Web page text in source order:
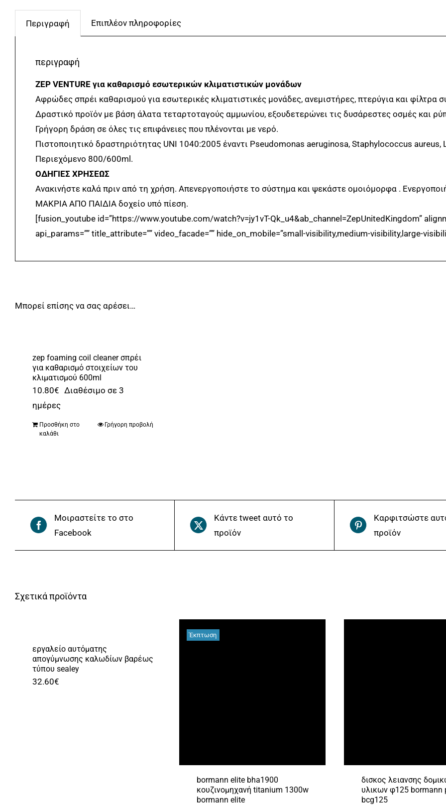
600ml
Περιγραφή Επιπλέον πληροφορίες
περιγραφή
ZEP VENTURE για καθαρισμό εσωτερικών κλιματιστικών μονάδων
Αφρώδες σπρέι καθαρισμού για εσωτερικές κλιματιστικές μονάδες, ανεμιστήρες, πτερύγια και φίλτρα
Δραστικό προϊόν με βάση άλατα τεταρτοταγούς αμμωνίου, εξουδετερώνει τις δυσάρεστες οσμές και
Γρήγορη δράση σε όλες τις επιφάνειες που πλένονται με νερό.
Πιστοποιητικό δραστηριότητας UNI 1040:2005 έναντι Pseudomonas aeruginosa, Staphylococcus aureus,
Περιεχόμενο 800/600ml.
ΟΔΗΓΙΕΣ ΧΡΗΣΕΩΣ
Ανακινήστε καλά πριν από τη χρήση. Απενεργοποιήστε το σύστημα και ψεκάστε ομοιόμορφα .
ΜΑΚΡΙΑ ΑΠΟ ΠΑΙΔΙΑ δοχείο υπό πίεση.
[fusion_youtube id=”https://www.youtube.com/watch?v=jy1vT-Qk_u4&ab_channel=ZepUnitedKingdom”
api_params=”” title_attribute=”” video_facade=”” hide_on_mobile=”small-visibility,medium-visibility,large-
Μπορεί επίσης να σας αρέσει…
zep foaming coil cleaner σπρέι
για καθαρισμό στοιχείων του
κλιματισμού 600ml
10.80€ Διαθέσιμο σε 3
ημέρες
Προσθήκη στο
καλάθι
Γρήγορη προβολή
Μοιραστείτε το στο
Facebook
Κάντε tweet αυτό το
προϊόν
Καρφιτσώστε
προϊόν
Σχετικά προϊόντα
εργαλείο αυτόματης
απογύμνωσης καλωδίων βαρέως
τύπου sealey
32.60€
Έκπτωση
bormann elite bha1900
κουζινομηχανή titanium 1300w
bormann elite
δισκος λειανσης
υλικων φ125 bormann
bcg125